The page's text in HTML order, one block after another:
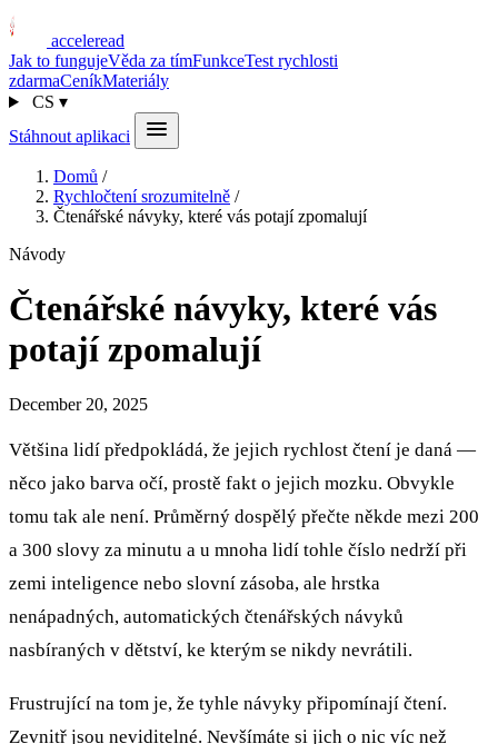
acceleread
Jak to fungujeVěda za tímFunkceTest rychlosti
zdarmaCeníkMateriály
CS ▾
Stáhnout aplikaci
Domů /
Rychločtení srozumitelně /
Čtenářské návyky, které vás potají zpomalují
Návody
Čtenářské návyky, které vás
potají zpomalují
December 20, 2025
Většina lidí předpokládá, že jejich rychlost čtení je daná —
něco jako barva očí, prostě fakt o jejich mozku. Obvykle
tomu tak ale není. Průměrný dospělý přečte někde mezi 200
a 300 slovy za minutu a u mnoha lidí tohle číslo nedrží při
zemi inteligence nebo slovní zásoba, ale hrstka
nenápadných, automatických čtenářských návyků
nasbíraných v dětství, ke kterým se nikdy nevrátili.
Frustrující na tom je, že tyhle návyky připomínají čtení.
Zevnitř jsou neviditelné. Nevšímáte si jich o nic víc než